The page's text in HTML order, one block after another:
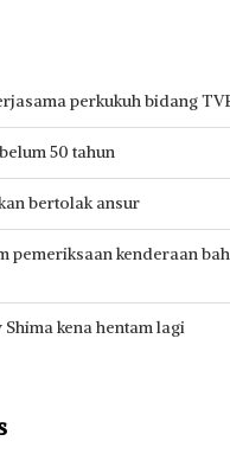
perkukuh bidang
50 tahun
bertolak ansur
pemeriksaan kenderaan
Shima kena hentam lagi